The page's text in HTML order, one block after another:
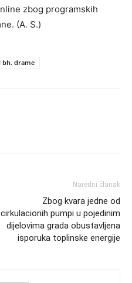
zbog programskih
(A. S.)
bh. drame
Naredni članak
Zbog kvara jedne od
cirkulacionih pumpi u pojedinim
dijelovima grada obustavljena
isporuka toplinske energije